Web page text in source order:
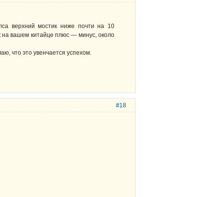
верхний мостик ниже почти на 10
на вашем китайце плюс — минус, около
что это увенчается успехом.
#18